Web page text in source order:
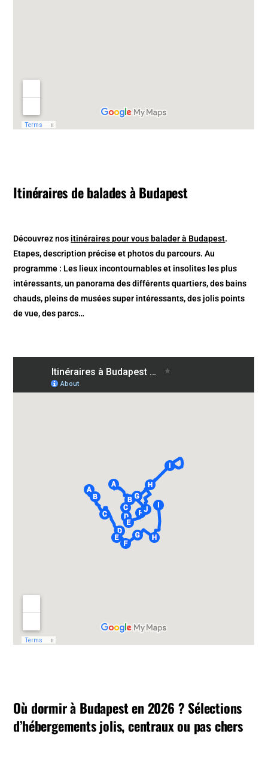
Itinéraires de balades à Budapest
Découvrez nos itinéraires pour vous balader à Budapest.
Etapes, description précise et photos du parcours. Au
programme : Les lieux incontournables et insolites les plus
intéressants, un panorama des différents quartiers, des bains
chauds, pleins de musées super intéressants, des jolis points
de vue, des parcs…
Où dormir à Budapest en 2026 ? Sélections
d’hébergements jolis, centraux ou pas chers